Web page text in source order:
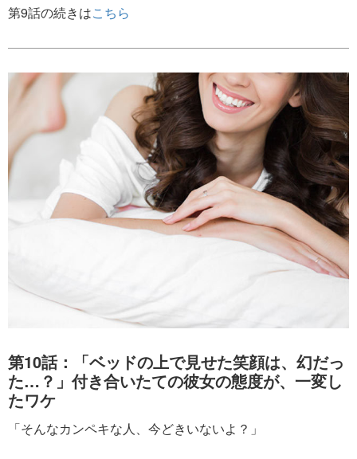
第9話の続きはこちら
第10話：「ベッドの上で見せた笑顔は、幻だっ
た…？」付き合いたての彼女の態度が、一変し
たワケ
「そんなカンペキな人、今どきいないよ？」